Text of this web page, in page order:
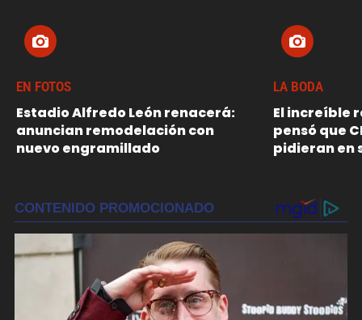
EN FOTOS
Estadio Alfredo León renacerá:
anuncian remodelación con
nuevo engramillado
LA BODA
El increíble
pensó que
pidieran en